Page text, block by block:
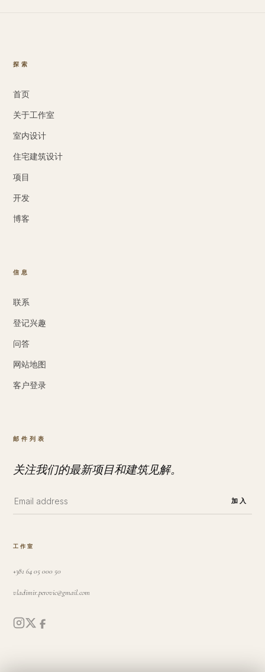
探索
首页
关于工作室
室内设计
住宅建筑设计
项目
开发
博客
信息
联系
登记兴趣
问答
网站地图
客户登录
邮件列表
关注我们的最新项目和建筑见解。
加入
工作室
+381 64 05 000 50
vladimir.perovic@gmail.com